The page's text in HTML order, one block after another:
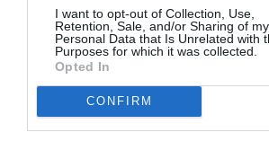
I want to opt-out of Collection, Use,
Retention, Sale, and/or Sharing of my
Personal Data that Is Unrelated with
Purposes for which it was collected.
Opted In
CONFIRM
ποσότητα ενυδατικής θα σου
μαλακά πόδια έτοιμα για